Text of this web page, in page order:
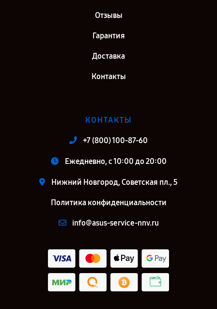
Отзывы
Гарантия
Доставка
Контакты
КОНТАКТЫ
+7 (800) 100-87-60
Ежедневно, с 10:00 до 20:00
Нижний Новгород, Советская пл., 5
Политика конфиденциальности
info@asus-service-nnv.ru